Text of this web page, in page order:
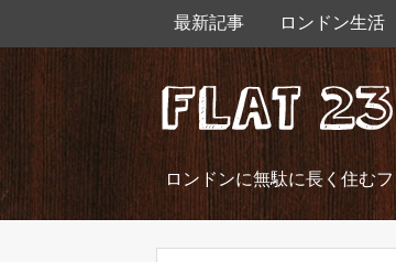
最新記事 ロンドン生活
ロンドンに無駄に長く住む